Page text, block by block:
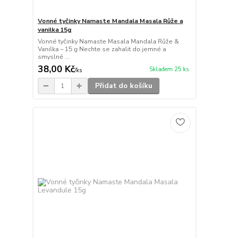
Vonné tyčinky Namaste Mandala Masala Růže a
vanilka 15g
Vonné tyčinky Namaste Masala Mandala Růže &
Vanilka – 15 g Nechte se zahalit do jemné a
smyslné ...
38,00 Kč/ks Skladem 25 ks
Přidat do košíku